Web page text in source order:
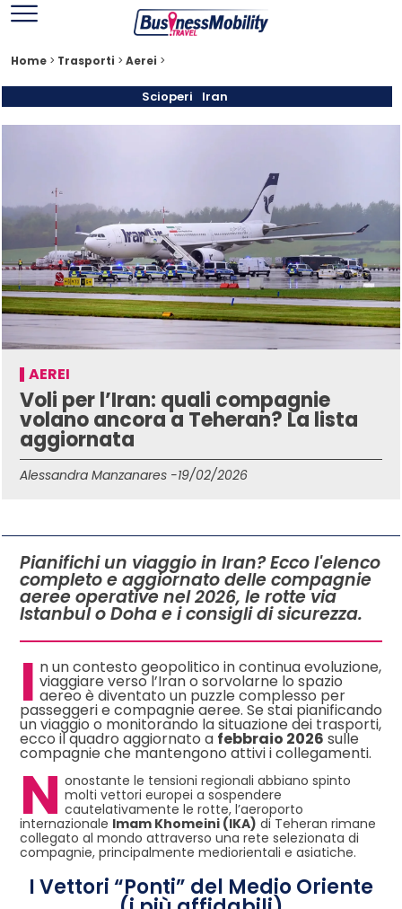
Home > Trasporti > Aerei >
Scioperi Iran
AEREI
Voli per l’Iran: quali compagnie
volano ancora a Teheran? La lista
aggiornata
Alessandra Manzanares -19/02/2026
Pianifichi un viaggio in Iran? Ecco l'elenco
completo e aggiornato delle compagnie
aeree operative nel 2026, le rotte via
Istanbul o Doha e i consigli di sicurezza.
I n un contesto geopolitico in continua evoluzione,
viaggiare verso l’Iran o sorvolarne lo spazio
aereo è diventato un puzzle complesso per
passeggeri e compagnie aeree. Se stai pianificando
un viaggio o monitorando la situazione dei trasporti,
ecco il quadro aggiornato a febbraio 2026 sulle
compagnie che mantengono attivi i collegamenti.
N onostante le tensioni regionali abbiano spinto
molti vettori europei a sospendere
cautelativamente le rotte, l’aeroporto
internazionale Imam Khomeini (IKA) di Teheran rimane
collegato al mondo attraverso una rete selezionata di
compagnie, principalmente mediorientali e asiatiche.
I Vettori “Ponti” del Medio Oriente